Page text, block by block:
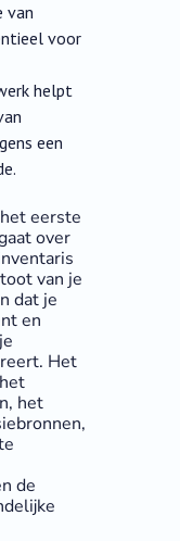
van
voor
helpt
een
het eerste
over
van je
dat je
en
Het
het
de